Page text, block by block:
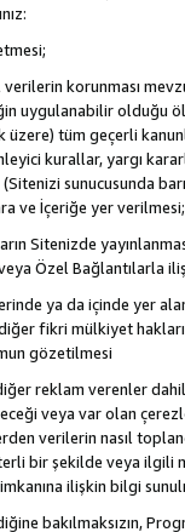
korunması
uygulanabilir olduğu
üzere) tüm geçerli
kurallar, yargı
sunucusunda
ve İçeriğe yer verilmesi;
Sitenizde
Özel Bağlantılarla
ya da içinde yer
fikri mülkiyet
gözetilmesi
reklam verenler
veya var olan
verilerin nasıl
bir şekilde veya ilgili
ilişkin bilgi
bakılmaksızın,